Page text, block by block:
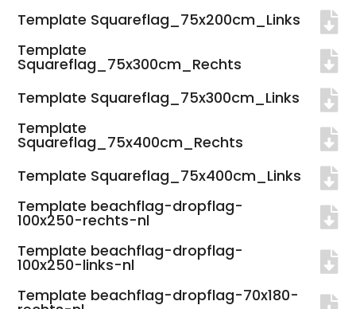
Template Squareflag_75x200cm_Links
Template
Squareflag_75x300cm_Rechts
Template Squareflag_75x300cm_Links
Template
Squareflag_75x400cm_Rechts
Template Squareflag_75x400cm_Links
Template beachflag-dropflag-
100x250-rechts-nl
Template beachflag-dropflag-
100x250-links-nl
Template beachflag-dropflag-70x180-